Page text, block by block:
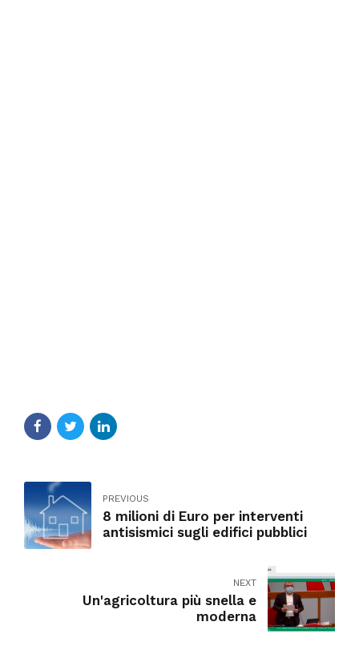
PREVIOUS
8 milioni di Euro per interventi
antisismici sugli edifici pubblici
NEXT
Un'agricoltura più snella e
moderna